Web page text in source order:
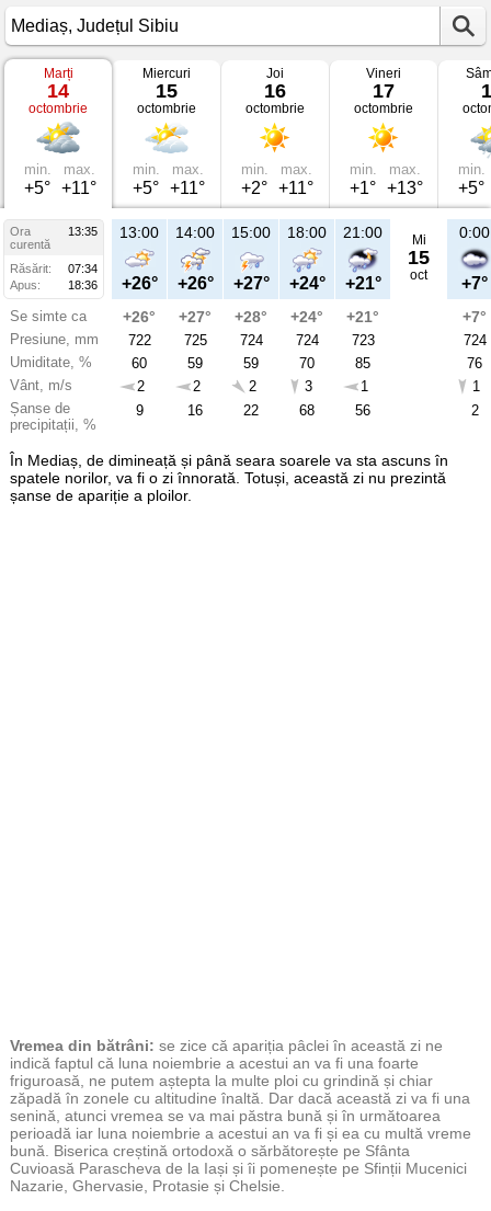
Vremea
Mediaș
14
octombrie
2025
Județul
Sibiu
Marți
14
octombrie
min.
+5°
max.
+11°
Miercuri
15
octombrie
min.
+5°
max.
+11°
Joi
16
octombrie
min.
+2°
max.
+11°
Vineri
17
octombrie
min.
+1°
max.
+13°
min.
+5°
Ora
13:35
curentă
Răsărit:
07:34
Apus:
18:36
Se simte ca
Presiune, mm
Umiditate, %
Vânt, m/s
Șanse de
precipitații, %
13:00
+26°
+26°
722
60
2
9
14:00
+26°
+27°
725
59
2
16
15:00
+27°
+28°
724
59
2
22
18:00
+24°
+24°
724
70
3
68
21:00
+21°
+21°
723
85
1
56
Mi
15
oct
0:00
+7°
+7°
724
76
1
2
În Mediaș, de dimineață și până seara soarele va sta ascuns în
spatele norilor, va fi o zi înnorată. Totuși, această zi nu prezintă
șanse de apariție a ploilor.
Vremea din bătrâni: se zice că apariția pâclei în această zi ne
indică faptul că luna noiembrie a acestui an va fi una foarte
friguroasă, ne putem aștepta la multe ploi cu grindină și chiar
zăpadă în zonele cu altitudine înaltă. Dar dacă această zi va fi una
senină, atunci vremea se va mai păstra bună și în următoarea
perioadă iar luna noiembrie a acestui an va fi și ea cu multă vreme
bună. Biserica creștină ortodoxă o sărbătorește pe Sfânta
Cuvioasă Parascheva de la Iași și îi pomenește pe Sfinții Mucenici
Nazarie, Ghervasie, Protasie și Chelsie.